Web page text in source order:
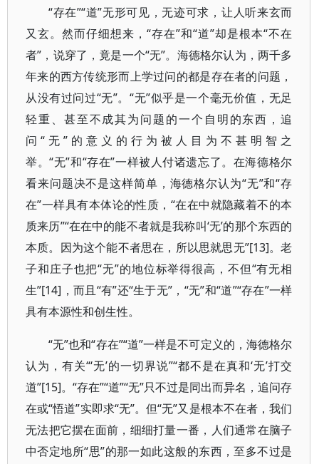
“存在”“道”无形可见，无迹可求，让人听来玄而
又玄。然而仔细想来，“存在”和“道”却是根本“不在
者”，说穿了，竟是一个“无”。海德格尔认为，两千多
年来的西方传统形而上学过问的都是存在者的问题，
从没有过问过“无”。“无”似乎是一个毫无价值，无足
轻重、甚至不成其为问题的一个自明的东西，追
问“无”的意义的行为被人目为不甚明智之
举。“无”和“存在”一样被人付诸遗忘了。在海德格尔
看来问题决不是这样简单，海德格尔认为“无”和“存
在”一样具有本体论的性质，“在在中就隐藏着不的本
质来历”“在在中的能不者就是我称叫‘无’的那个东西的
本质。因为这个能不者思在，所以思就思无”[13]。老
子和庄子也把“无”的地位标举得很高，不但“有无相
生”[14]，而且“有”还“生于无”，“无”和“道”“存在”一样
具有本源性和创生性。
“无”也和“存在”“道”一样是不可定义的，海德格尔
认为，有关“‘无’的一切界说”“都不是在真和‘无’打交
道”[15]。“存在”“道”“无”只不过是同出而异名，追问存
在或“悟道”实即求“无”。但“无”又是根本不在者，我们
无法把它摆在面前，细细打量一番，人们通常在脑子
中否定地所“思”的那一如此这般的东西，至多不过是